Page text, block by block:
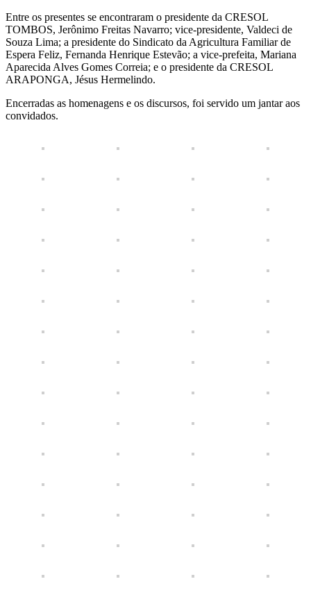
Entre os presentes se encontraram o presidente da CRESOL
TOMBOS, Jerônimo Freitas Navarro; vice-presidente, Valdeci de
Souza Lima; a presidente do Sindicato da Agricultura Familiar de
Espera Feliz, Fernanda Henrique Estevão; a vice-prefeita, Mariana
Aparecida Alves Gomes Correia; e o presidente da CRESOL
ARAPONGA, Jésus Hermelindo.
Encerradas as homenagens e os discursos, foi servido um jantar aos
convidados.